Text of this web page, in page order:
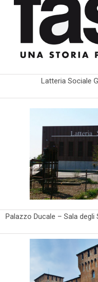
Latteria Sociale
Palazzo Ducale – Sala